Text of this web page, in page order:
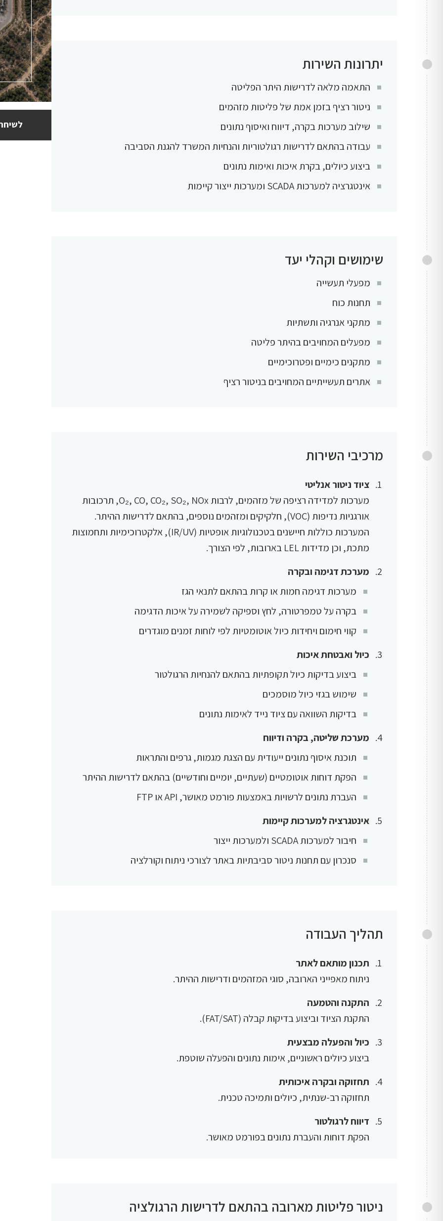
יתרונות השירות
התאמה מלאה לדרישות היתר הפליטה
ניטור רציף בזמן אמת של פליטות מזהמים
שילוב מערכות בקרה, דיווח ואיסוף נתונים
עבודה בהתאם לדרישות רגולטוריות והנחיות המשרד להגנת הסביבה
ביצוע כיולים, בקרת איכות ואימות נתונים
אינטגרציה למערכות SCADA ומערכות ייצור קיימות
שימושים וקהלי יעד
מפעלי תעשייה
תחנות כוח
מתקני אנרגיה ותשתיות
מפעלים המחויבים בהיתר פליטה
מתקנים כימיים ופטרוכימיים
אתרים תעשייתיים המחויבים בניטור רציף
מרכיבי השירות
ציוד ניטור אנליטי
מערכות למדידה רציפה של מזהמים, לרבות O₂, CO, CO₂, SO₂, NOx, תרכובות
אורגניות נדיפות (VOC), חלקיקים ומזהמים נוספים, בהתאם לדרישות ההיתר.
המערכות כוללות חיישנים בטכנולוגיות אופטיות (IR/UV), אלקטרוכימיות ותחמוצות
מתכת, וכן מדידות LEL בארובות, לפי הצורך.
מערכת דגימה ובקרה
מערכות דגימה חמות או קרות בהתאם לתנאי הגז
בקרה על טמפרטורה, לחץ וספיקה לשמירה על איכות הדגימה
קווי חימום ויחידות כיול אוטומטיות לפי לוחות זמנים מוגדרים
כיול ואבטחת איכות
ביצוע בדיקות כיול תקופתיות בהתאם להנחיות הרגולטור
שימוש בגזי כיול מוסמכים
בדיקות השוואה עם ציוד נייד לאימות נתונים
מערכת שליטה, בקרה ודיווח
תוכנת איסוף נתונים ייעודית עם הצגת מגמות, גרפים והתראות
הפקת דוחות אוטומטיים (שעתיים, יומיים וחודשיים) בהתאם לדרישות ההיתר
העברת נתונים לרשויות באמצעות פורמט מאושר, API או FTP
אינטגרציה למערכות קיימות
חיבור למערכות SCADA ולמערכות ייצור
סנכרון עם תחנות ניטור סביבתיות באתר לצורכי ניתוח וקורלציה
תהליך העבודה
תכנון מותאם לאתר
ניתוח מאפייני הארובה, סוגי המזהמים ודרישות ההיתר.
התקנה והטמעה
התקנת הציוד וביצוע בדיקות קבלה (FAT/SAT).
כיול והפעלה מבצעית
ביצוע כיולים ראשוניים, אימות נתונים והפעלה שוטפת.
תחזוקה ובקרה איכותית
תחזוקה רב-שנתית, כיולים ותמיכה טכנית.
דיווח לרגולטור
הפקת דוחות והעברת נתונים בפורמט מאושר.
ניטור פליטות מארובה בהתאם לדרישות הרגולציה